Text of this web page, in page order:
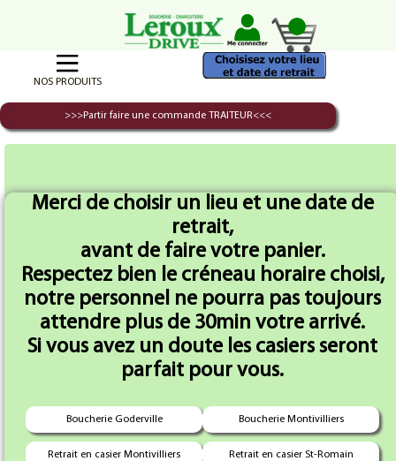
NOS PRODUITS
>>>Partir faire une commande TRAITEUR<<<
Merci de choisir un lieu et une date de
retrait,
avant de faire votre panier.
Respectez bien le créneau horaire choisi,
notre personnel ne pourra pas toujours
attendre plus de 30min votre arrivé.
Si vous avez un doute les casiers seront
parfait pour vous.
Boucherie Goderville Boucherie Montivilliers
Retrait en casier Montivilliers Retrait en casier St-Romain
ROSETTE X 12Tr
4.50 €
Chorizo X 12Tr
3.95 €